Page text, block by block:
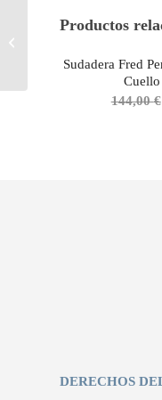
Productos
Sudadera Fred
144,00€
DERECHOS
Camiseta bordada Azul